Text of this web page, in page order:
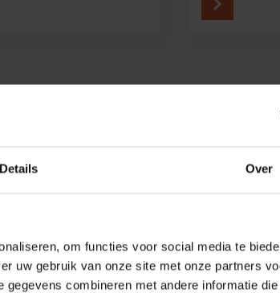
Details Over
om functies voor social media te
uw gebruik van onze site met onze partners
combineren met andere informatie
je diploma in ontvangst nemen. Je glimt van